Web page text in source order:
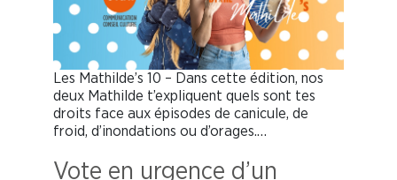
Les Mathilde’s 10 – Dans cette édition, nos
deux Mathilde t’expliquent quels sont tes
droits face aux épisodes de canicule, de
froid, d’inondations ou d’orages.…
Vote en urgence d’un